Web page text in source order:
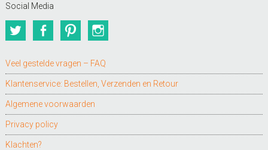
Social Media
TwitterFacebookPinterest
Veel gestelde vragen – FAQ
Klantenservice: Bestellen, Verzenden en Retour
Algemene voorwaarden
Privacy policy
Klachten?